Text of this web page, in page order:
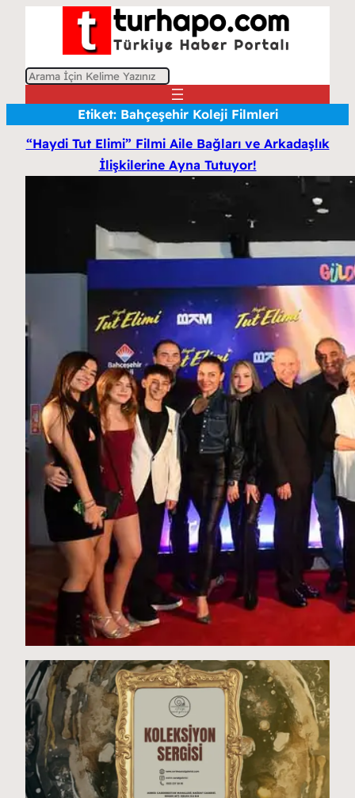
A
Etiket: Bahçeşehir Koleji Filmleri
“Haydi Tut Elimi” Filmi Aile Bağları ve Arkadaşlık
İlişkilerine Ayna Tutuyor!